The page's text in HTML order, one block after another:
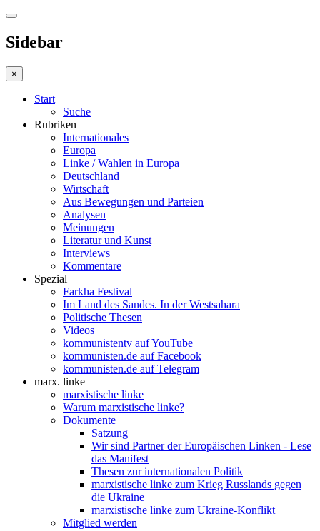
Sidebar
×
Start
Suche
Rubriken
Internationales
Europa
Linke / Wahlen in Europa
Deutschland
Wirtschaft
Aus Bewegungen und Parteien
Analysen
Meinungen
Literatur und Kunst
Interviews
Kommentare
Spezial
Farkha Festival
Im Land des Sandes. In der Westsahara
Politische Thesen
Videos
kommunistentv auf YouTube
kommunisten.de auf Facebook
kommunisten.de auf Telegram
marx. linke
marxistische linke
Warum marxistische linke?
Dokumente
Satzung
Wir sind Partner der Europäischen Linken - Lese
das Manifest
Thesen zur internationalen Politik
marxistische linke zum Krieg Russlands gegen
die Ukraine
marxistische linke zum Ukraine-Konflikt
Mitglied werden